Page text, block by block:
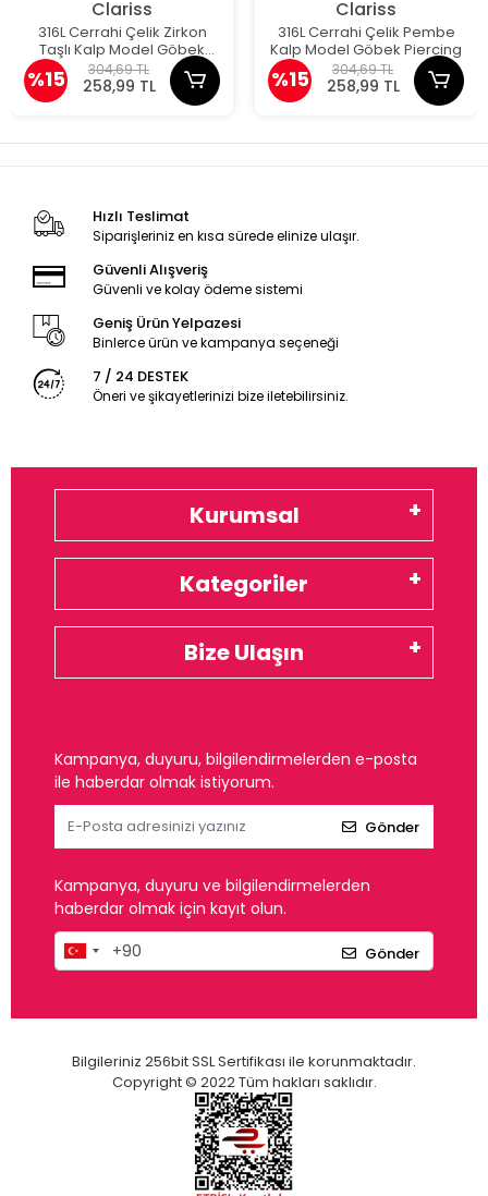
Clariss
316L Cerrahi Çelik Zirkon
Taşlı Kalp Model Göbek
Piercing
%15 304,69 TL
258,99 TL
Clariss
316L Cerrahi Çelik Pembe
Kalp Model Göbek Piercing
%15 304,69 TL
258,99 TL
Hızlı Teslimat
Siparişleriniz en kısa sürede elinize ulaşır.
Güvenli Alışveriş
Güvenli ve kolay ödeme sistemi
Geniş Ürün Yelpazesi
Binlerce ürün ve kampanya seçeneği
7 / 24 DESTEK
Öneri ve şikayetlerinizi bize iletebilirsiniz.
Kurumsal
Kategoriler
Bize Ulaşın
Kampanya, duyuru, bilgilendirmelerden e-posta
ile haberdar olmak istiyorum.
Gönder
Kampanya, duyuru ve bilgilendirmelerden
haberdar olmak için kayıt olun.
Gönder
Bilgileriniz 256bit SSL Sertifikası ile korunmaktadır.
Copyright © 2022 Tüm hakları saklıdır.